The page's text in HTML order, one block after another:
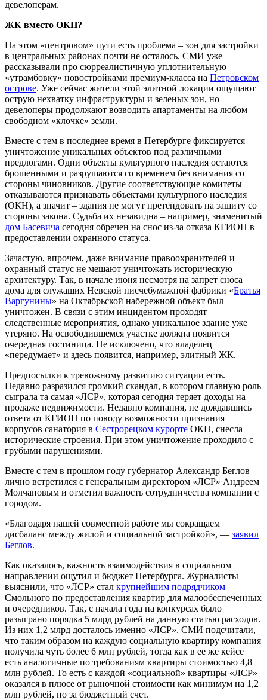
девелоперам.
ЖК вместо ОКН?
На этом «центровом» пути есть проблема – зон для застройки
в центральных районах почти не осталось. СМИ уже
рассказывали про сюрреалистичную уплотнительную
«утрамбовку» новостройками премиум-класса на Петровском
острове. Уже сейчас жители этой элитной локации ощущают
острую нехватку инфраструктуры и зеленых зон, но
девелоперы продолжают возводить апартаменты на любом
свободном «клочке» земли.
Вместе с тем в последнее время в Петербурге фиксируется
уничтожение уникальных объектов под различными
предлогами. Одни объекты культурного наследия остаются
брошенными и разрушаются со временем без внимания со
стороны чиновников. Другие соответствующие комитеты
отказываются признавать объектами культурного наследия
(ОКН), а значит – здания не могут претендовать на защиту со
стороны закона. Судьба их незавидна – например, знаменитый
дом Басевича сегодня обречен на снос из-за отказа КГИОП в
предоставлении охранного статуса.
Зачастую, впрочем, даже внимание правоохранителей и
охранный статус не мешают уничтожать историческую
архитектуру. Так, в начале июня несмотря на запрет сноса
дома для служащих Невской писчебумажной фабрики «Братья
Варгунины» на Октябрьской набережной объект был
уничтожен. В связи с этим инцидентом проходят
следственные мероприятия, однако уникальное здание уже
утеряно. На освободившемся участке должна появится
очередная гостиница. Не исключено, что владелец
«передумает» и здесь появится, например, элитный ЖК.
Предпосылки к тревожному развитию ситуации есть.
Недавно разразился громкий скандал, в котором главную роль
сыграла та самая «ЛСР», которая сегодня теряет доходы на
продаже недвижимости. Недавно компания, не дождавшись
ответа от КГИОП по поводу возможности признания
корпусов санатория в Сестрорецком курорте ОКН, снесла
исторические строения. При этом уничтожение проходило с
грубыми нарушениями.
Вместе с тем в прошлом году губернатор Александр Беглов
лично встретился с генеральным директором «ЛСР» Андреем
Молчановым и отметил важность сотрудничества компании с
городом.
«Благодаря нашей совместной работе мы сокращаем
дисбаланс между жилой и социальной застройкой», — заявил
Беглов.
Как оказалось, важность взаимодействия в социальном
направлении ощутил и бюджет Петербурга. Журналисты
выяснили, что «ЛСР» стал крупнейшим подрядчиком
Смольного по предоставления квартир для малообеспеченных
и очередников. Так, с начала года на конкурсах было
разыграно порядка 5 млрд рублей на данную статью расходов.
Из них 1,2 млрд досталось именно «ЛСР». СМИ подсчитали,
что таким образом на каждую социальную квартиру компания
получила чуть более 6 млн рублей, тогда как в ее же кейсе
есть аналогичные по требованиям квартиры стоимостью 4,8
млн рублей. То есть с каждой «социальной» квартиры «ЛСР»
оказался в плюсе от рыночной стоимости как минимум на 1,2
млн рублей, но за бюджетный счет.